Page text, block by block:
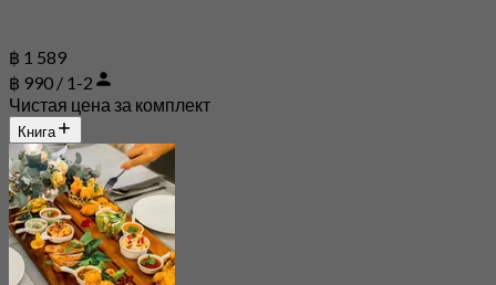
฿ 1 589
฿ 990 / 1-2
Чистая цена за комплект
Книга